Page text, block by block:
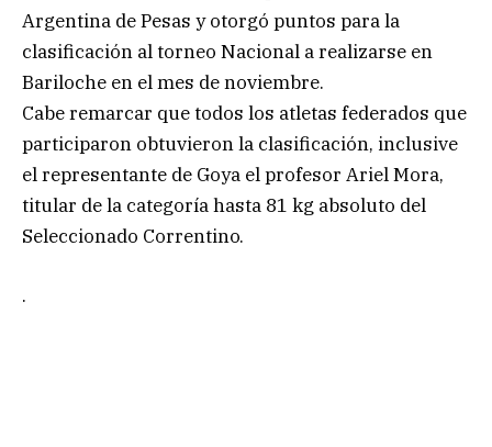
Argentina de Pesas y otorgó puntos para la
clasificación al torneo Nacional a realizarse en
Bariloche en el mes de noviembre.
Cabe remarcar que todos los atletas federados que
participaron obtuvieron la clasificación, inclusive
el representante de Goya el profesor Ariel Mora,
titular de la categoría hasta 81 kg absoluto del
Seleccionado Correntino.
.